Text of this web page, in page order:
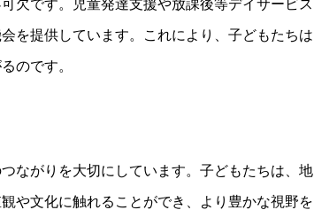
欠です。児童発達支援や放課後等デイサービス
を提供しています。これにより、子どもたちは
のです。
ながりを大切にしています。子どもたちは、地
や文化に触れることができ、より豊かな視野を